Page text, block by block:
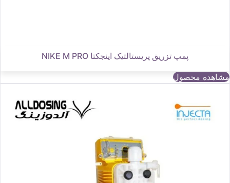
پمپ تزریق پریستالتیک اینجکتا NIKE M PRO
مشاهده محصول